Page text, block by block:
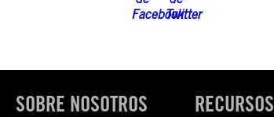
SOBRE NOSOTROS RECURSOS